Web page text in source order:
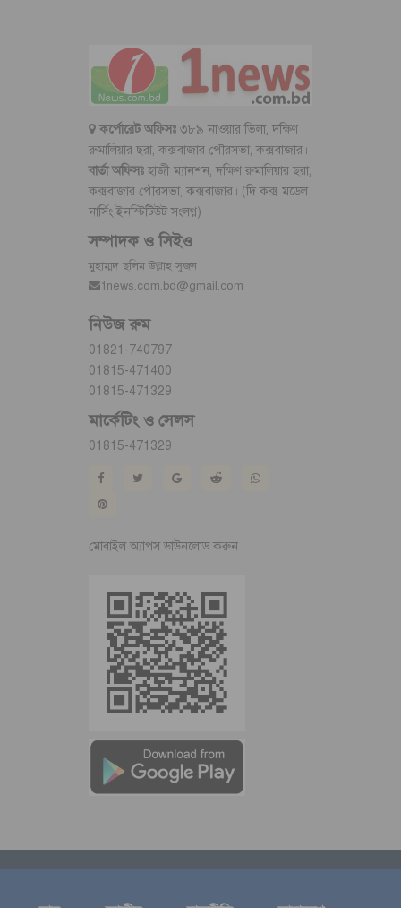
কর্পোরেট অফিসঃ৩৮৯ নাওয়ার ভিলা, দক্ষিণ
রুমালিয়ার ছরা, কক্সবাজার পৌরসভা, কক্সবাজার।
বার্তা অফিসঃ হাজী ম্যানশন, দক্ষিণ রুমালিয়ার ছরা,
কক্সবাজার পৌরসভা, কক্সবাজার। (দি কক্স মডেল
নার্সিং ইনস্টিটিউট সংলগ্ন)
সম্পাদক ও সিইও
মুহাম্মদ ছলিম উল্লাহ সুজন
1news.com.bd@gmail.com
নিউজ রুম
01821-740797
01815-471400
01815-471329
মার্কেটিং ও সেলস
01815-471329
মোবাইল অ্যাপস ডাউনলোড করুন